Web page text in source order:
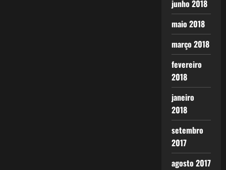
junho 2018
maio 2018
março 2018
fevereiro
2018
janeiro
2018
setembro
2017
agosto 2017